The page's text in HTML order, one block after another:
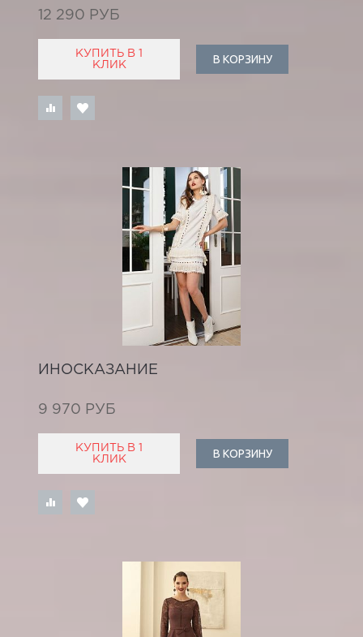
12 290 РУБ
КУПИТЬ В 1
КЛИК
В КОРЗИНУ
ИНОСКАЗАНИЕ
9 970 РУБ
КУПИТЬ В 1
КЛИК
В КОРЗИНУ